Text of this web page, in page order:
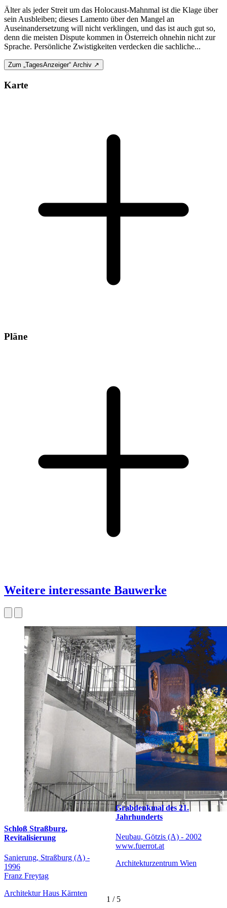
1 / 5
Älter als jeder Streit um das Holocaust-Mahnmal ist die Klage über
sein Ausbleiben; dieses Lamento über den Mangel an
Auseinandersetzung will nicht verklingen, und das ist auch gut so,
denn die meisten Dispute kommen in Österreich ohnehin nicht zur
Sprache. Persönliche Zwistigkeiten verdecken die sachliche...
Zum „TagesAnzeiger“ Archiv ↗
Karte
Pläne
Weitere interessante Bauwerke
Schloß Straßburg,
Revitalisierung
Sanierung, Straßburg (A) -
1996
Franz Freytag
Architektur Haus Kärnten
Grabdenkmal des 21.
Jahrhunderts
Neubau, Götzis (A) - 2002
www.fuerrot.at
Architekturzentrum Wien